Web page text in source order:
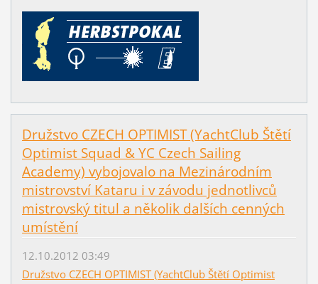
Družstvo CZECH OPTIMIST (YachtClub Štětí
Optimist Squad & YC Czech Sailing
Academy) vybojovalo na Mezinárodním
mistrovství Kataru i v závodu jednotlivců
mistrovský titul a několik dalších cenných
umístění
12.10.2012 03:49
Družstvo CZECH OPTIMIST (YachtClub Štětí Optimist